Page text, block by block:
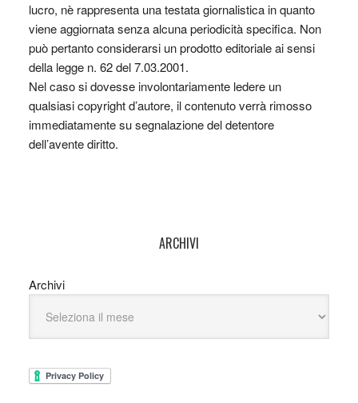
lucro, nè rappresenta una testata giornalistica in quanto
viene aggiornata senza alcuna periodicità specifica. Non
può pertanto considerarsi un prodotto editoriale ai sensi
della legge n. 62 del 7.03.2001.
Nel caso si dovesse involontariamente ledere un
qualsiasi copyright d’autore, il contenuto verrà rimosso
immediatamente su segnalazione del detentore
dell’avente diritto.
ARCHIVI
Archivi